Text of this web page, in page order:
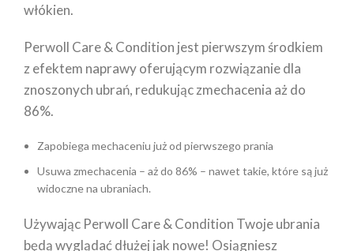
włókien.
Perwoll Care & Condition jest pierwszym środkiem
z efektem naprawy oferującym rozwiązanie dla
znoszonych ubrań, redukując zmechacenia aż do
86%.
Zapobiega mechaceniu już od pierwszego prania
Usuwa zmechacenia – aż do 86% – nawet takie, które są już
widoczne na ubraniach.
Używając Perwoll Care & Condition Twoje ubrania
będą wyglądać dłużej jak nowe! Osiągniesz